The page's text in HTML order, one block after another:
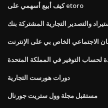
كيف أبيع أسهمي على etoro
الاجتماعي الخاص بي على الإنترنت
لحساب التوفير في المملكة المتحدة
دورات هورست التجارية
مستقبل مجلة وول ستريت جورنال